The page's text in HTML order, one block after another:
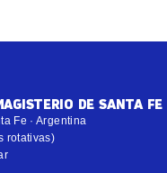
DE SANTA FE
Fe · Argentina
rotativas)